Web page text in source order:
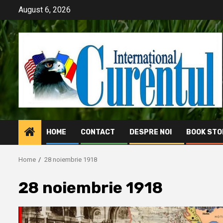
content
August 6, 2026
HOME CONTACT DESPRE NOI BOOK
Home 28 noiembrie 1918
28 noiembrie 1918